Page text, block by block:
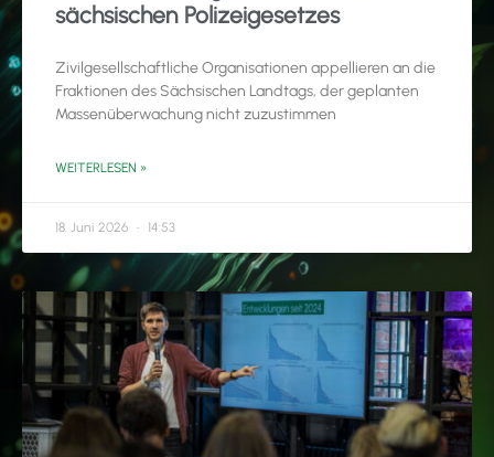
sächsischen Polizeigesetzes
Zivilgesellschaftliche Organisationen appellieren an die
Fraktionen des Sächsischen Landtags, der geplanten
Massenüberwachung nicht zuzustimmen
WEITERLESEN »
18. Juni 2026 14:53